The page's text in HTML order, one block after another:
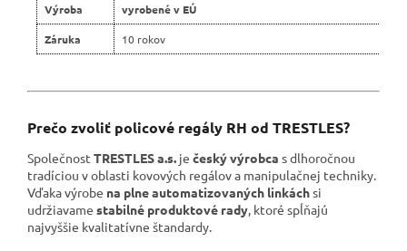
Výroba vyrobené v EÚ
Záruka 10 rokov
Prečo zvoliť policové regály RH od TRESTLES?
Společnost TRESTLES a.s. je český výrobca s dlhoročnou
tradíciou v oblasti kovových regálov a manipulačnej techniky.
Vďaka výrobe na plne automatizovaných linkáchsi
udržiavame stabilné produktové rady , ktoré spĺňajú
najvyššie kvalitatívne štandardy.